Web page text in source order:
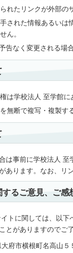
れたリンクが外部の
された情報あるい
ん。
告なく変更される場
は学校法人 至学館に
無断で複写・複製す
は事前に学校法人
あります。なお、リ
るご意見、ご感
トに関しては、以
とがありますのでご
府市横根町名高山５